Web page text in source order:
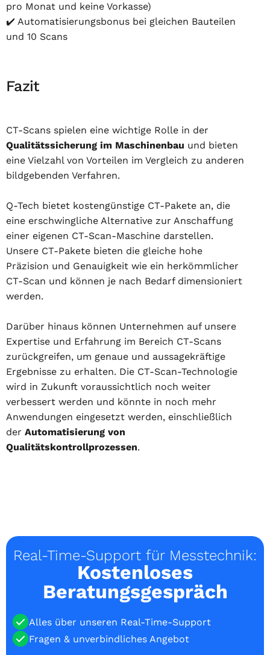
pro Monat und keine Vorkasse)
✔️ Automatisierungsbonus bei gleichen Bauteilen
und 10 Scans
Fazit
CT-Scans spielen eine wichtige Rolle in der
Qualitätssicherung im Maschinenbau und bieten
eine Vielzahl von Vorteilen im Vergleich zu anderen
bildgebenden Verfahren.
Q-Tech bietet kostengünstige CT-Pakete an, die
eine erschwingliche Alternative zur Anschaffung
einer eigenen CT-Scan-Maschine darstellen.
Unsere CT-Pakete bieten die gleiche hohe
Präzision und Genauigkeit wie ein herkömmlicher
CT-Scan und können je nach Bedarf dimensioniert
werden.
Darüber hinaus können Unternehmen auf unsere
Expertise und Erfahrung im Bereich CT-Scans
zurückgreifen, um genaue und aussagekräftige
Ergebnisse zu erhalten. Die CT-Scan-Technologie
wird in Zukunft voraussichtlich noch weiter
verbessert werden und könnte in noch mehr
Anwendungen eingesetzt werden, einschließlich
der Automatisierung von
Qualitätskontrollprozessen.
Real-Time-Support für Messtechnik:
Kostenloses
Beratungsgespräch
Alles über unseren Real-Time-Support
Fragen & unverbindliches Angebot